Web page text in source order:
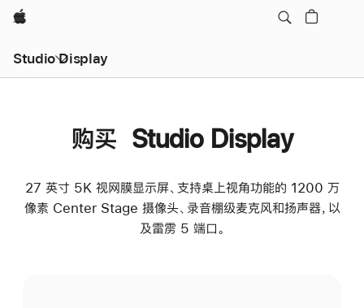
Apple
Studio Display
购买 Studio Display
27 英寸 5K 视网膜显示屏、支持桌上视角功能的 1200 万
像素 Center Stage 摄像头、录音棚级麦克风和扬声器，以
及雷雳 5 端口。